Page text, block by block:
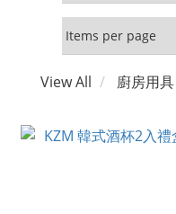
View All 廚房用具